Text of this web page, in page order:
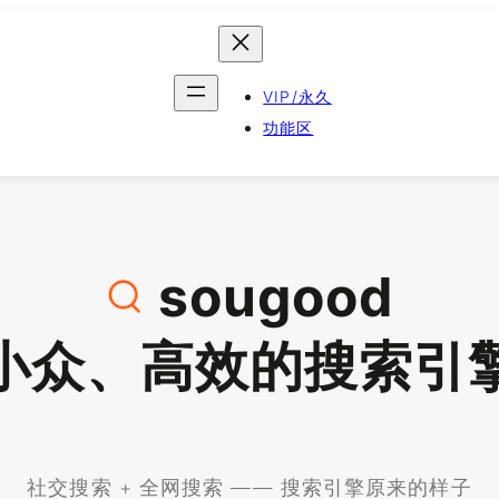
VIP/永久
功能区
sougood
众、高效的搜索引
社交搜索 + 全网搜索 —— 搜索引擎原来的样子